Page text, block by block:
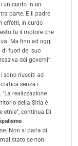
un curdo in un
parte. E il padre
effetti, in curdo
fu il motore che
Ma fino ad oggi
di fuori del suo
dei governi”.
sono riusciti ad
senza i
realizzazione
della Siria è
continua Di
Non si parla di
stato se non